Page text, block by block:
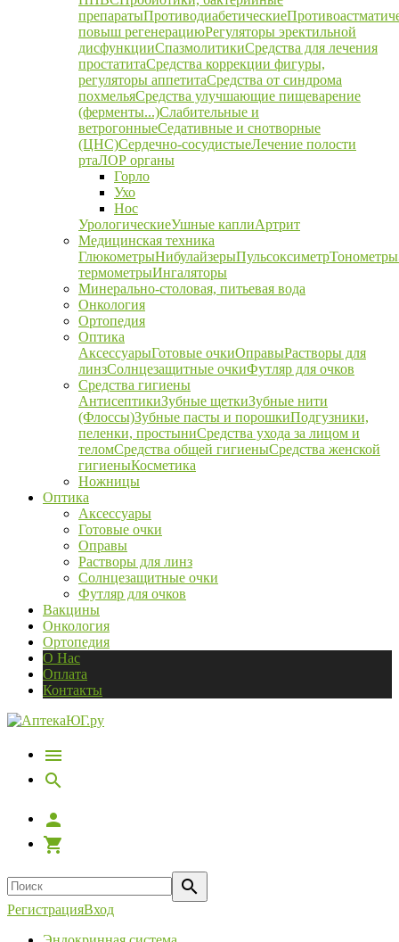
препаратыПротиводиабетические
повыш регенерациюРегуляторы эректильной
дисфункцииСпазмолитикиСредства для лечения
простатитаСредства коррекции фигуры,
регуляторы аппетитаСредства от синдрома
похмельяСредства улучшающие пищеварение
(ферменты...)Слабительные и
ветрогонныеСедативные и снотворные
(ЦНС)Сердечно-сосудистыеЛечение полости
ртаЛОР органы
Горло
Ухо
Нос
УрологическиеУшные каплиАртрит
Медицинская техника
ГлюкометрыНибулайзерыПульсоксиметрТонометры
термометрыИнгаляторы
Минерально-столовая, питьевая вода
Онкология
Ортопедия
Оптика
АксессуарыГотовые очкиОправыРастворы для
линзСолнцезащитные очкиФутляр для очков
Средства гигиены
АнтисептикиЗубные щеткиЗубные нити
(Флоссы)Зубные пасты и порошкиПодгузники,
пеленки, простыниСредства ухода за лицом и
теломСредства общей гигиеныСредства женской
гигиеныКосметика
Ножницы
Оптика
Аксессуары
Готовые очки
Оправы
Растворы для линз
Солнцезащитные очки
Футляр для очков
Вакцины
Онкология
Ортопедия
О Нас
Оплата
Контакты
РегистрацияВход